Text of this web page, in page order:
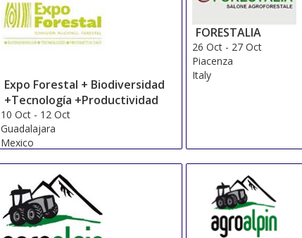
Expo Forestal + Biodiversidad
+Tecnología +Productividad
10 Oct - 12 Oct
Guadalajara
Mexico
FORESTALIA
26 Oct - 27 Oct
Piacenza
Italy